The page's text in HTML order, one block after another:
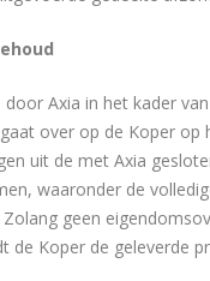
door Axia in het kader
over op de Koper
uit de met Axia
waaronder de
geen
de Koper de geleverde